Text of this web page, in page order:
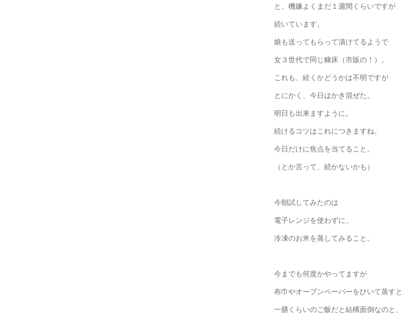
と、機嫌よくまだ１週間くらいですが
続いています。
娘も送ってもらって漬けてるようで
女３世代で同じ糠床（市販の！）。
これも、続くかどうかは不明ですが
とにかく、今日はかき混ぜた。
明日も出来ますように。
続けるコツはこれにつきますね。
今日だけに焦点を当てること。
（とか言って、続かないかも）
今朝試してみたのは
電子レンジを使わずに、
冷凍のお米を蒸してみること。
今までも何度かやってますが
布巾やオーブンペーパーをひいて蒸すと
一膳くらいのご飯だと結構面倒なのと、